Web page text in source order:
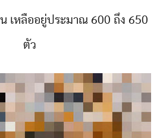
น เหลืออยู่ประมาณ 600 ถึง 650
ตัว